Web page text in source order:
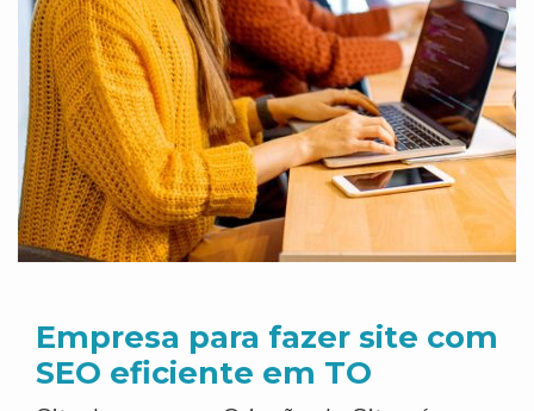
Empresa para fazer site com
SEO eficiente em TO